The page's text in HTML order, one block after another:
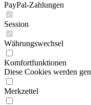
PayPal-Zahlungen
Session
Währungswechsel
Komfortfunktionen
Diese Cookies werden
Merkzettel